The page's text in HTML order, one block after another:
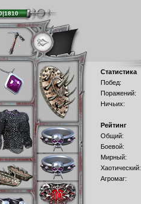
Статистика
Побед:
Поражений:
Ничьих:
Рейтинг
Общий:
Боевой:
Мирный:
Хаотический:
Агромаг: